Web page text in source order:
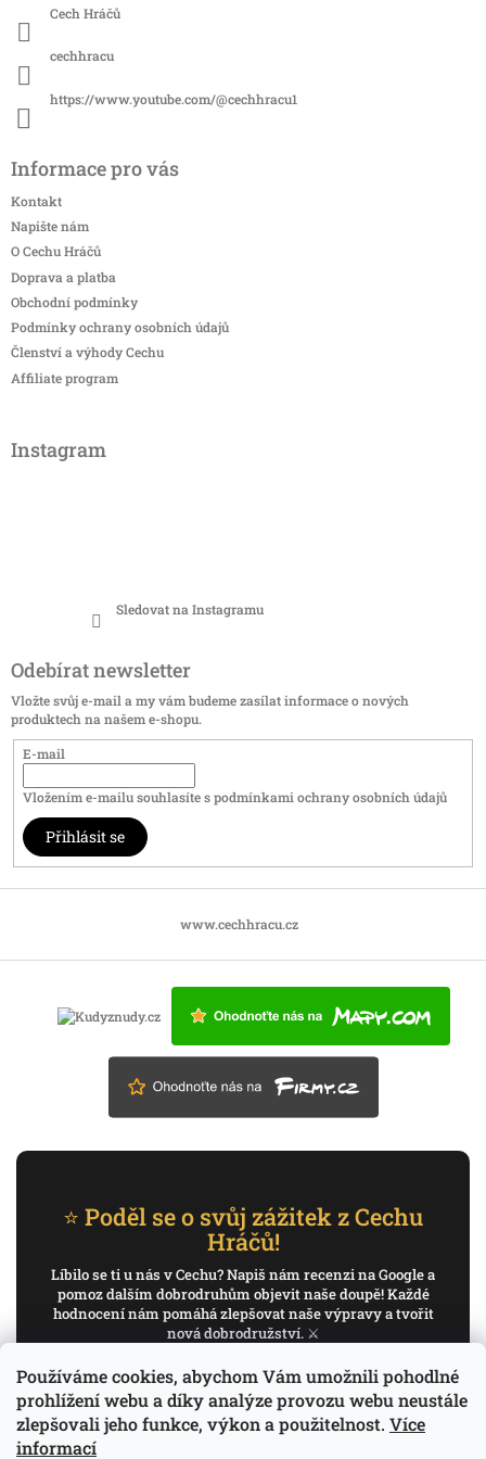
Používáme cookies, abychom Vám umožnili pohodlné
prohlížení webu a díky analýze provozu webu neustále
zlepšovali jeho funkce, výkon a použitelnost. Více
informací
Cech Hráčů
cechhracu
https://www.youtube.com/@cechhracu1
Informace pro vás
Kontakt
Napište nám
O Cechu Hráčů
Doprava a platba
Obchodní podmínky
Podmínky ochrany osobních údajů
Členství a výhody Cechu
Affiliate program
Instagram
Sledovat na Instagramu
Odebírat newsletter
Vložte svůj e-mail a my vám budeme zasílat informace o nových
produktech na našem e-shopu.
E-mail
Vložením e-mailu souhlasíte spodmínkami ochrany osobních údajů
Přihlásit se
www.cechhracu.cz
⭐ Poděl se o svůj zážitek z Cechu
Hráčů!
Líbilo se ti u nás v Cechu? Napiš nám recenzi na Google a
pomoz dalším dobrodruhům objevit naše doupě! Každé
hodnocení nám pomáhá zlepšovat naše výpravy a tvořit
nová dobrodružství. ⚔️
✍️ Napiš recenzi na Google
Děkujeme, že pomáháš psát příběh Cechu Hráčů.